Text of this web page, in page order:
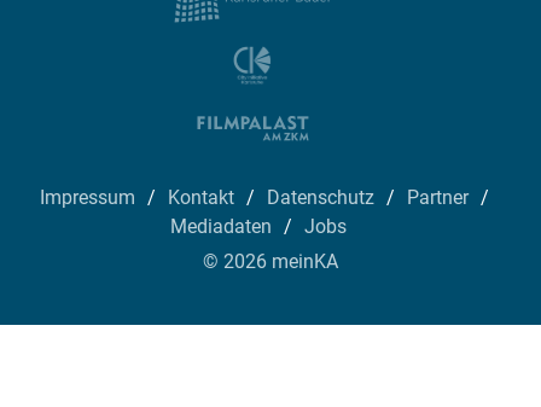
Impressum Kontakt Datenschutz
Partner
Mediadaten
Jobs
© 2026 meinKA